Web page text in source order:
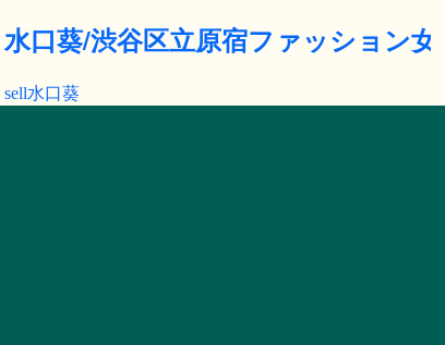
水口葵/渋谷区立原宿ファッション
水口葵